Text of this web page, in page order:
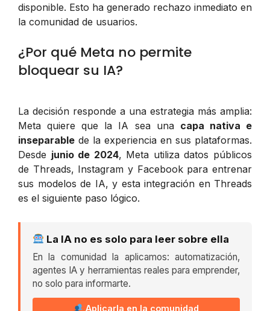
disponible. Esto ha generado rechazo inmediato en
la comunidad de usuarios.
¿Por qué Meta no permite
bloquear su IA?
La decisión responde a una estrategia más amplia:
Meta quiere que la IA sea una capa nativa e
inseparable de la experiencia en sus plataformas.
Desde junio de 2024, Meta utiliza datos públicos
de Threads, Instagram y Facebook para entrenar
sus modelos de IA, y esta integración en Threads
es el siguiente paso lógico.
La IA no es solo para leer sobre ella
En la comunidad la aplicamos: automatización,
agentes IA y herramientas reales para emprender,
no solo para informarte.
Aplicarla en la comunidad